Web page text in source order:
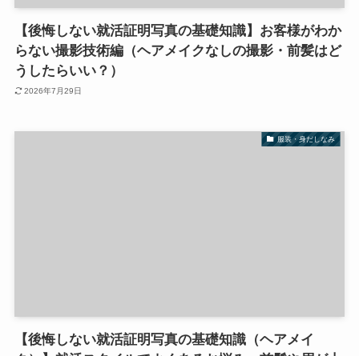
【後悔しない就活証明写真の基礎知識】お客様がわか
らない撮影技術編（ヘアメイクなしの撮影・前髪はど
うしたらいい？）
2026年7月29日
服装・身だしなみ
【後悔しない就活証明写真の基礎知識（ヘアメイ